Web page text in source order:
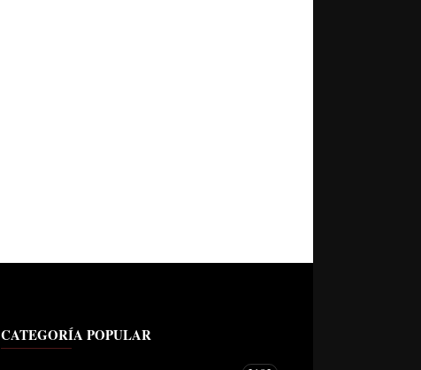
CATEGORÍA POPULAR